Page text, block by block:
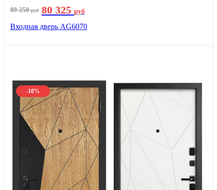
89 250руб 80 325 руб
Входная дверь AG6070
-10%